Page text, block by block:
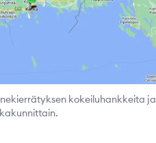
kokeiluhankkeita ja